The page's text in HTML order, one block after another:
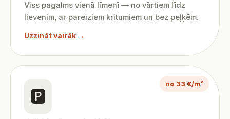
Viss pagalms vienā līmenī — no vārtiem līdz
lievenim, ar pareiziem kritumiem un bez peļķēm.
Uzzināt vairāk →
no 33 €/m²
🅿️